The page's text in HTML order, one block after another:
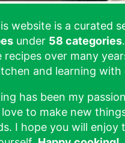
website is a curated
under 58 categories
recipes over many
and learning with
has been my
love to make new
I hope you will enjoy